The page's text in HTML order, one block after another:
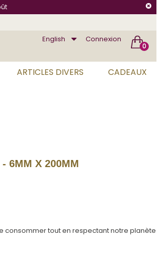
0
Connexion
English
ARTICLES DIVERS CADEAUX
6MM X 200MM
consommer tout en respectant notre planète